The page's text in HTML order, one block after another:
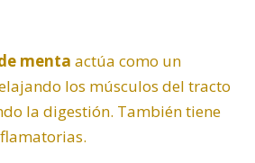
menta actúa como un
los músculos del tracto
la digestión. También tiene